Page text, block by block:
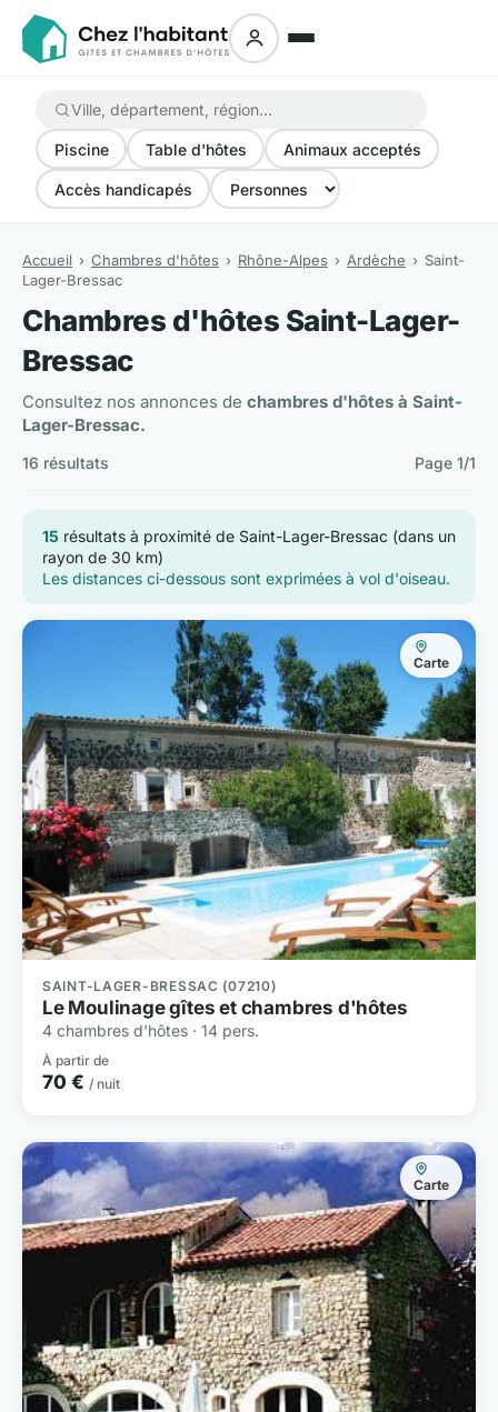
Piscine Table d'hôtes Animaux acceptés
Accès handicapés
Accueil Chambres d'hôtes Rhône-Alpes Ardèche
Saint-
Lager-Bressac
Chambres d'hôtes Saint-Lager-
Bressac
Consultez nos annonces de chambres d'hôtes à Saint-
Lager-Bressac.
16 résultats Page 1/1
15 résultats à proximité de Saint-Lager-Bressac (dans un
rayon de 30 km)
Les distances ci-dessous sont exprimées à vol d'oiseau.
Carte
SAINT-LAGER-BRESSAC (07210)
Le Moulinage gîtes et chambres d'hôtes
4 chambres d'hôtes · 14 pers.
À partir de
70 € / nuit
Carte